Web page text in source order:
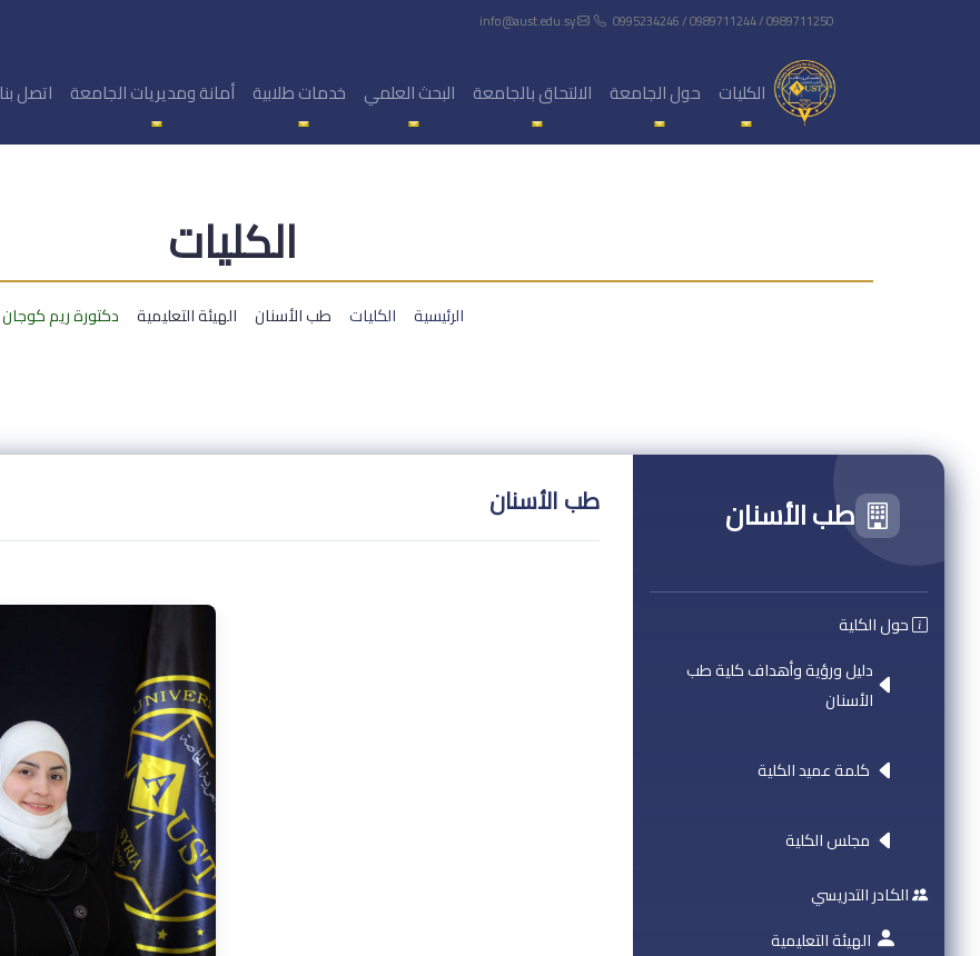
0995234246 / 0989711244 / 0989711250
الكليات حول الجامعة الالتحاق بالجامعة البحث العلمي خدمات طلابية أمانة ومديريات الجامعة اتصل بنا
الكليات
الرئيسية الكليات طب الأسنان الهيئة التعليمية دكتورة ريم كوجان
طب الأسنان
حول الكلية
دليل ورؤية وأهداف كلية طب
الأسنان
كلمة عميد الكلية
مجلس الكلية
الكادر التدريسي
الهيئة التعليمية
طب الأسنان